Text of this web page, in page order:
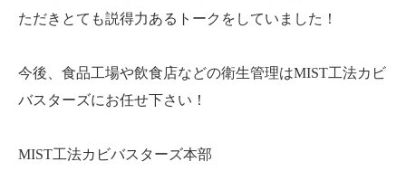
ただきとても説得力あるトークをしていました！
今後、食品工場や飲食店などの衛生管理はMIST工法カビ
バスターズにお任せ下さい！
MIST工法カビバスターズ本部